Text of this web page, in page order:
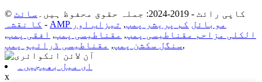
© کاپی رائٹ - 2019-2024: جملہ حقوق محفوظ ہیں۔
سائٹ
کا نقشہ - AMP موبائل کم پریشر پمپ, تیزاب اور
الکلی مزاحم مقناطیسی پمپ, مقناطیسی پمپ, افقی پمپ,
سنگل سکشن پمپ, مقناطیسی ڈرائیو پمپ ,
ای میل بھیجیں۔
x